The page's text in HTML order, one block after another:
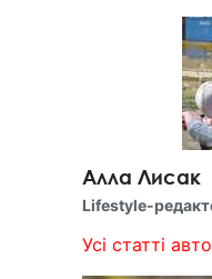
Алла Лисак
Lifestyle-
Усі статті